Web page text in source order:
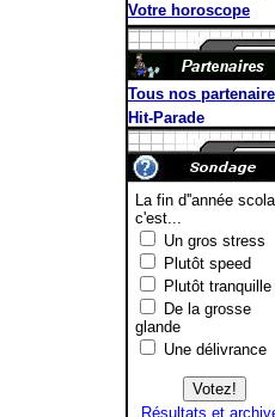
Votre horoscope
Tous nos